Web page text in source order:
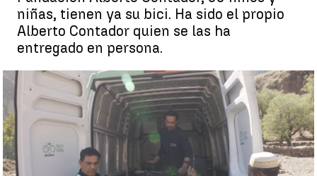
niñas, tienen ya su bici. Ha sido el propio
Alberto Contador quien se las ha
entregado en persona.
Alberto Contador entrega 35 bicicletas a niños de aldeas
remotas en Marruecos |Rocío Martínez